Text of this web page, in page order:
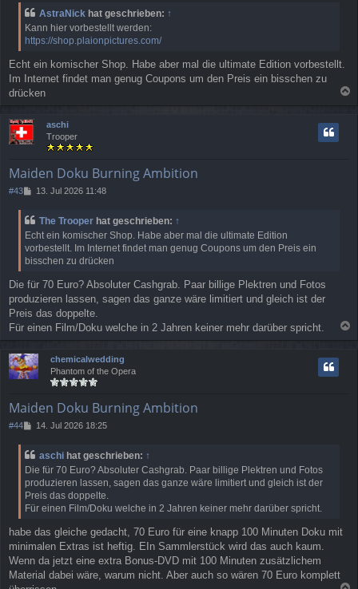
i
t
r
a
AstraNick hat geschrieben: ↑
Kann hier vorbestellt werden:
https://shop.plaionpictures.com/
Echt ein komischer Shop. Habe aber mal die ultimate Edition vorbestellt.
Im Internet findet man genug Coupons um den Preis ein bisschen zu
drücken
aschi
Trooper
Maiden Doku Burning Ambition
#43
B
i
t
r
a
g
13. Jul 2026 11:48
The Trooper hat geschrieben: ↑
Echt ein komischer Shop. Habe aber mal die ultimate Edition
vorbestellt. Im Internet findet man genug Coupons um den Preis ein
bisschen zu drücken
Die für 70 Euro? Absoluter Cashgrab. Paar billige Plektren und Fotos
produzieren lassen, sagen das ganze wäre limitiert und gleich ist der
Preis das doppelte.
Für einen Film/Doku welche in 2 Jahren keiner mehr darüber spricht.
a
chemicalwedding
Phantom of the Opera
Maiden Doku Burning Ambition
#44
B
i
t
r
a
g
14. Jul 2026 18:25
aschi hat geschrieben: ↑
Die für 70 Euro? Absoluter Cashgrab. Paar billige Plektren und Fotos
produzieren lassen, sagen das ganze wäre limitiert und gleich ist der
Preis das doppelte.
Für einen Film/Doku welche in 2 Jahren keiner mehr darüber spricht.
habe das gleiche gedacht, 70 Euro für eine knapp 100 Minuten Doku mit
minimalen Extras ist heftig. EIn Sammlerstück wird das auch kaum.
Wenn da jetzt eine extra Bonus-DVD mit 100 Minuten zusätzlichem
Material dabei wäre, warum nicht. Aber auch so wären 70 Euro komplett